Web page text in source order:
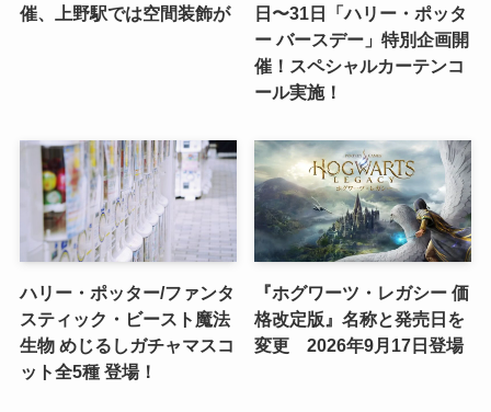
催、上野駅では空間装飾が
日〜31日「ハリー・ポッタ
ー バースデー」特別企画開
催！スペシャルカーテンコ
ール実施！
ハリー・ポッター/ファンタ
スティック・ビースト魔法
生物 めじるしガチャマスコ
ット全5種 登場！
『ホグワーツ・レガシー 価
格改定版』名称と発売日を
変更 2026年9月17日登場